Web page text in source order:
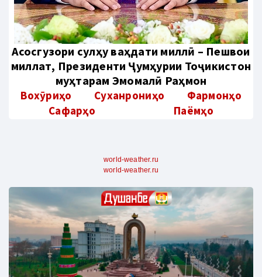
Aсосгузори сулҳу ваҳдати миллӣ – Пешвои
миллат, Президенти Ҷумҳурии Тоҷикистон
муҳтарам Эмомалӣ Раҳмон
Вохӯриҳо Суханрониҳо
Фармонҳо
Сафарҳо
Паёмҳо
world-weather.ru
world-weather.ru